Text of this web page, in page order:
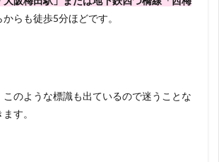
らも徒歩5分ほどです。
のような標識も出ているので迷うことな
す。